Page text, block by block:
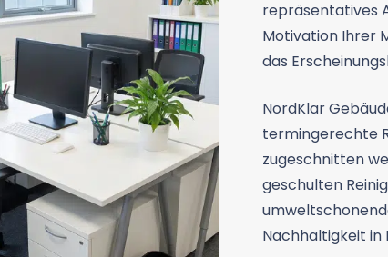
repräsentatives
Motivation Ihrer
das
NordKlar
termingerechte
zugeschnitten
geschulten
Nachhaltigkeit